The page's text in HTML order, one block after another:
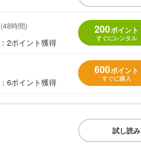
(48時間)
：2ポイント獲得
200ポイント
すぐにレンタル
：6ポイント獲得
600ポイント
すぐに購入
試し読み